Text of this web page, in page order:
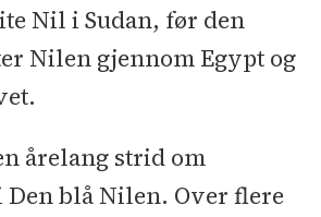
Nil i Sudan, før den
Nilen gjennom Egypt og
årelang strid om
Den blå Nilen. Over flere